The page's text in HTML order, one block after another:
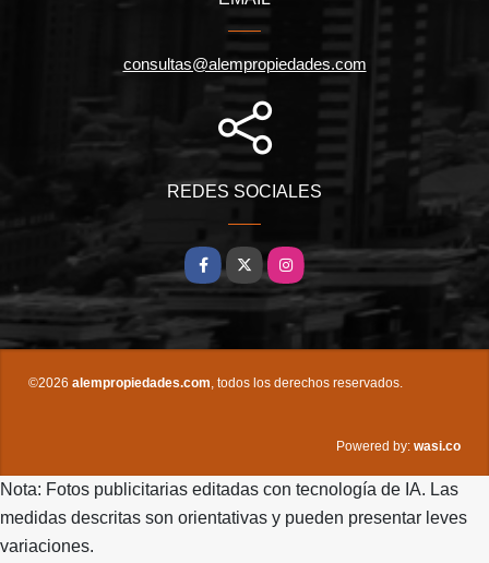
consultas@alempropiedades.com
REDES SOCIALES
Facebook
X Instagram
©2026 alempropiedades.com , todos los derechos reservados.
Powered by: wasi.co
Nota: Fotos publicitarias editadas con tecnología de IA. Las
medidas descritas son orientativas y pueden presentar leves
variaciones.